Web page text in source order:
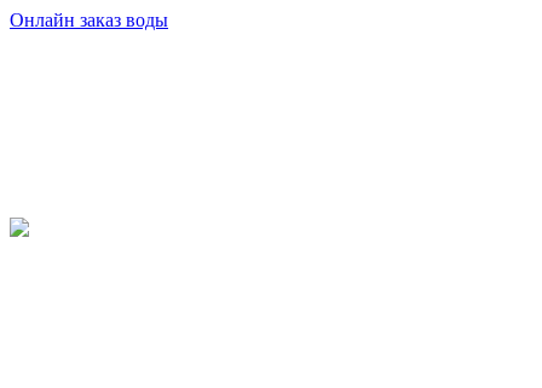
Онлайн заказ воды